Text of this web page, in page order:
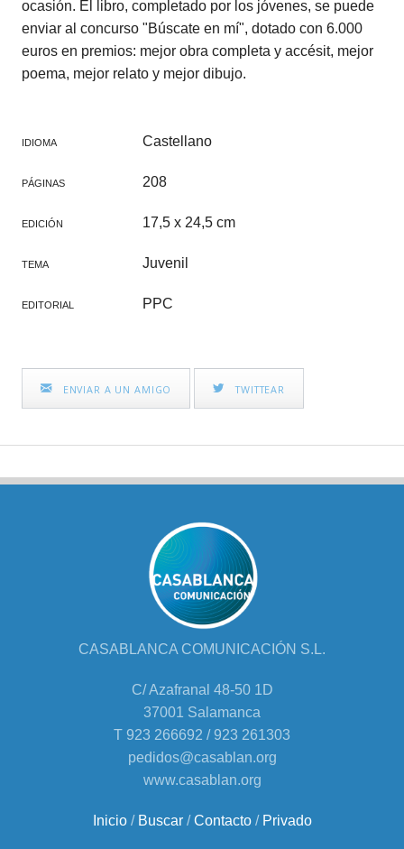
ocasión. El libro, completado por los jóvenes, se puede
enviar al concurso "Búscate en mí", dotado con 6.000
euros en premios: mejor obra completa y accésit, mejor
poema, mejor relato y mejor dibujo.
IDIOMA Castellano
PÁGINAS 208
EDICIÓN 17,5 x 24,5 cm
TEMA Juvenil
EDITORIAL PPC
ENVIAR A UN AMIGO TWITTEAR
CASABLANCA COMUNICACIÓN S.L.
C/ Azafranal 48-50 1D
37001 Salamanca
T 923 266692 / 923 261303
pedidos@casablan.org
www.casablan.org
Inicio/ Buscar/Contacto/ Privado